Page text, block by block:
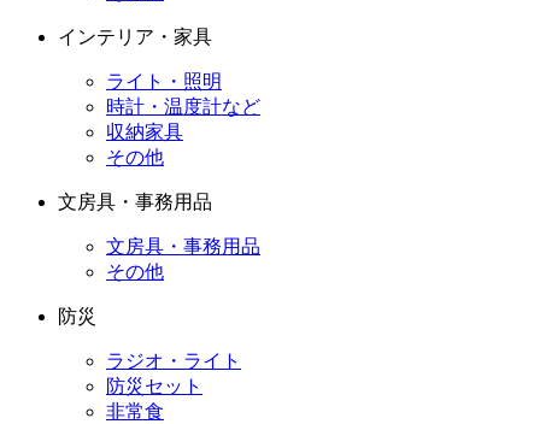
インテリア・家具
ライト・照明
時計・温度計など
収納家具
その他
文房具・事務用品
文房具・事務用品
その他
防災
ラジオ・ライト
防災セット
非常食